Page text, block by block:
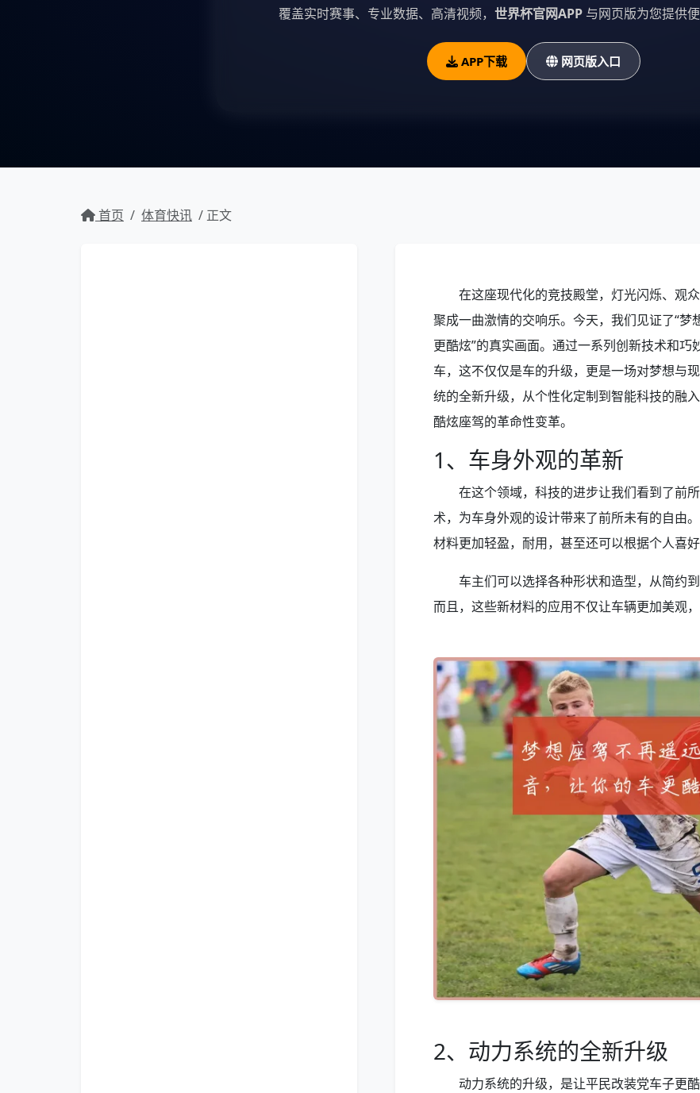
覆盖实时赛事、专业数据、高清视频， 世界杯官网APP与网页版为您提供便
APP下载 网页版入口
首页 / 体育快讯 / 正文
在这座现代化的竞技殿堂，灯光闪烁、观
聚成一曲激情的交响乐。今天，我们见证了“
更酷炫”的真实画面。通过一系列创新技术和
车，这不仅仅是车的升级，更是一场对梦想与
统的全新升级，从个性化定制到智能科技的融
酷炫座驾的革命性变革。
1、车身外观的革新
在这个领域，科技的进步让我们看到了前
术，为车身外观的设计带来了前所未有的自由
材料更加轻盈，耐用，甚至还可以根据个人喜好
车主们可以选择各种形状和造型，从简约
而且，这些新材料的应用不仅让车辆更加美观
2、动力系统的全新升级
动力系统的升级，是让平民改装党车子更